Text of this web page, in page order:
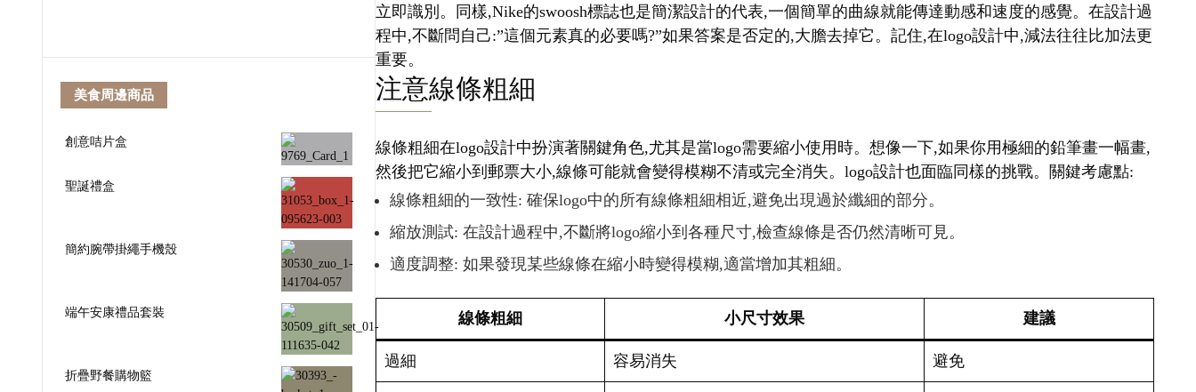
立即識別。同樣,Nike的swoosh標誌也是簡潔設計的代表,一個簡單的曲線就能傳達動感和速度的感覺。在設計過
程中,不斷問自己:”這個元素真的必要嗎?”如果答案是否定的,大膽去掉它。記住,在logo設計中,減法往往比加法更
重要。
注意線條粗細
線條粗細在logo設計中扮演著關鍵角色,尤其是當logo需要縮小使用時。想像一下,如果你用極細的鉛筆畫一幅畫,
然後把它縮小到郵票大小,線條可能就會變得模糊不清或完全消失。logo設計也面臨同樣的挑戰。關鍵考慮點:
線條粗細的一致性: 確保logo中的所有線條粗細相近,避免出現過於纖細的部分。
縮放測試: 在設計過程中,不斷將logo縮小到各種尺寸,檢查線條是否仍然清晰可見。
適度調整: 如果發現某些線條在縮小時變得模糊,適當增加其粗細。
線條粗細 小尺寸效果 建議
過細 容易消失 避免
美食周邊商品
創意咭片盒
聖誕禮盒
簡約腕帶掛繩手機殼
端午安康禮品套裝
折疊野餐購物籃